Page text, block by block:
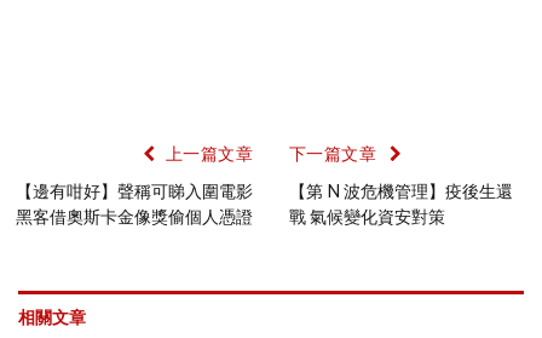
上一篇文章
【邊有咁好】聲稱可睇入圍電影
黑客借奧斯卡金像獎偷個人憑證
下一篇文章
【第 N 波危機管理】疫後生還
戰 氣候變化資安對策
相關文章